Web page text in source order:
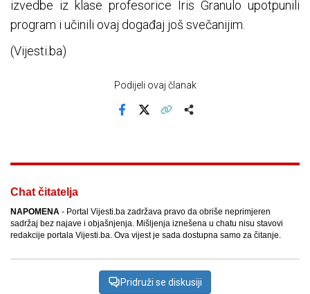
izvedbe iz klase profesorice Iris Granulo upotpunili
program i učinili ovaj događaj još svečanijim.
(Vijesti.ba)
Podijeli ovaj članak
Chat čitatelja
NAPOMENA - Portal Vijesti.ba zadržava pravo da obriše neprimjeren
sadržaj bez najave i objašnjenja. Mišljenja iznešena u chatu nisu stavovi
redakcije portala Vijesti.ba. Ova vijest je sada dostupna samo za čitanje.
Pridruži se diskusiji